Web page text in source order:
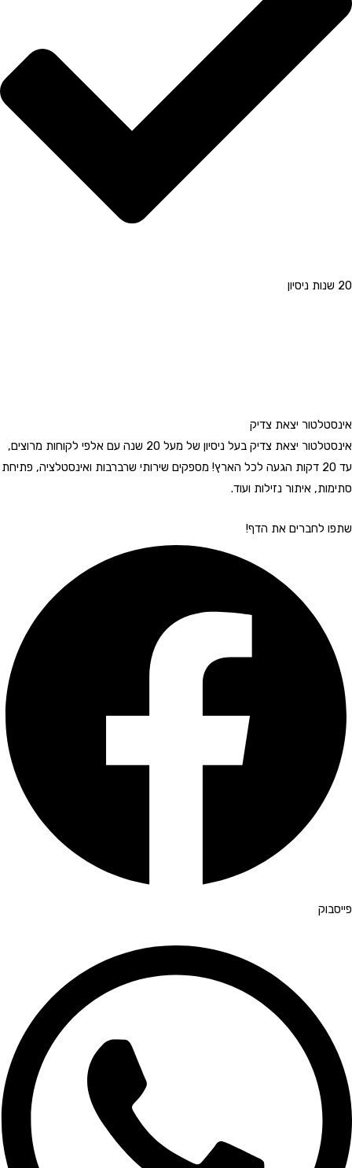
20 שנות ניסיון
אינסטלטור יצאת צדיק
אינסטלטור יצאת צדיק בעל ניסיון של מעל 20 שנה עם אלפי לקוחות מרוצים,
עד 20 דקות הגעה לכל הארץ! מספקים שירותי שרברבות ואינסטלציה, פתיחת
סתימות, איתור נזילות ועוד.
שתפו לחברים את הדף!
פייסבוק